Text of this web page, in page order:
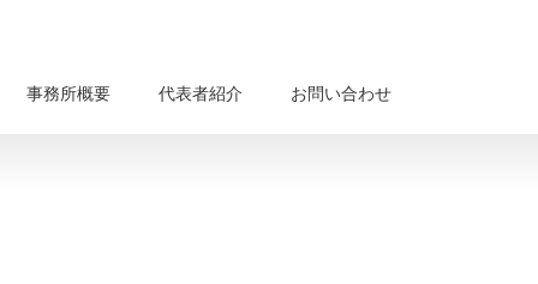
事務所概要 代表者紹介 お問い合わせ